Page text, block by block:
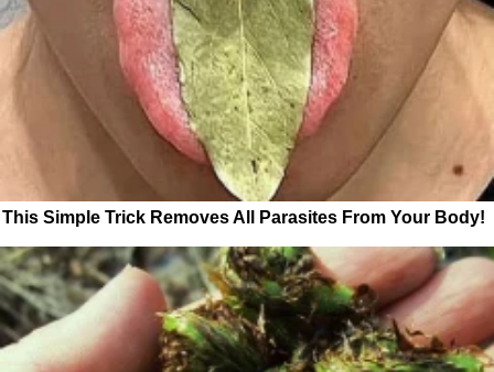
This Simple Trick Removes All Parasites From Your Body!